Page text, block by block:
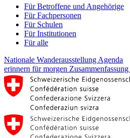
Für Betroffene und Angehörige
Für Fachpersonen
Für Schulen
Für Institutionen
Für alle
Nationale Wanderausstellung Agenda
erinnern für morgen Zusammenfassung